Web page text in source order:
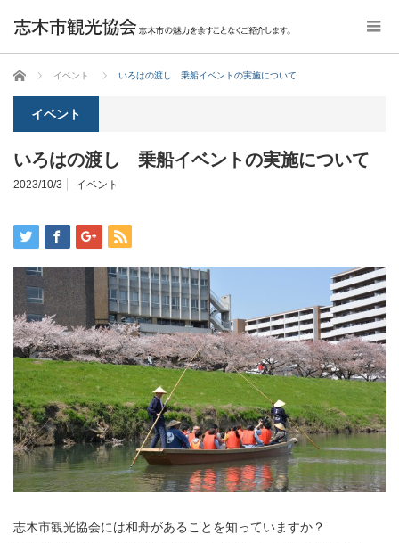
ホーム イベント いろはの渡し 乗船イベントの実施について
イベント
いろはの渡し 乗船イベントの実施について
2023/10/3 イベント
志木市観光協会には和舟があることを知っていますか？